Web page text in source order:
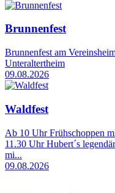
Brunnenfest
Brunnenfest am
Unteraltertheim
09.08.2026
Waldfest
Ab 10 Uhr Frühschoppen
11.30 Uhr Hubert´s
mi...
09.08.2026